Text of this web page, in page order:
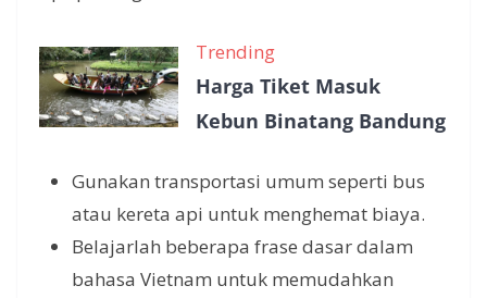
Trending
Harga Tiket Masuk
Kebun Binatang Bandung
Gunakan transportasi umum seperti bus
atau kereta api untuk menghemat biaya.
Belajarlah beberapa frase dasar dalam
bahasa Vietnam untuk memudahkan